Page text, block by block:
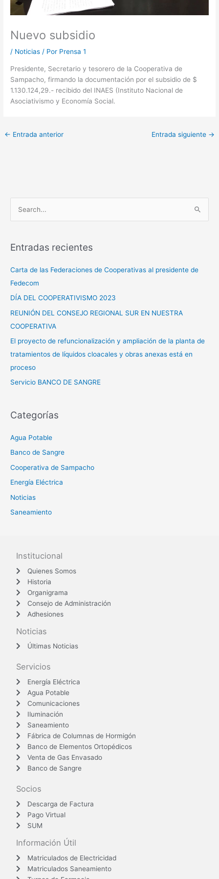
Nuevo subsidio
/ Noticias / Por Prensa 1
Presidente, Secretario y tesorero de la Cooperativa de
Sampacho, firmando la documentación porel subsidio de $
1.130.124,29.- recibido del INAES (Instituto Nacional de
Asociativismo y Economía Social.
← Entrada anterior Entrada siguiente →
c
r
:
Entradas recientes
Carta de las Federaciones de Cooperativas al presidente de
Fedecom
DÍA DEL COOPERATIVISMO 2023
REUNIÓN DEL CONSEJO REGIONAL SUR EN NUESTRA
COOPERATIVA
El proyecto de refuncionalización y ampliación de la planta de
tratamientos de líquidos cloacales y obras anexas está en
proceso
Servicio BANCO DE SANGRE
Categorías
Agua Potable
Banco de Sangre
Cooperativa de Sampacho
Energía Eléctrica
Noticias
Saneamiento
Institucional
Quienes Somos
Historia
Organigrama
Consejo de Administración
Adhesiones
Noticias
Últimas Noticias
Servicios
Energía Eléctrica
Agua Potable
Comunicaciones
Iluminación
Saneamiento
Fábrica de Columnas de Hormigón
Banco de Elementos Ortopédicos
Venta de Gas Envasado
Banco de Sangre
Socios
Descarga de Factura
Pago Virtual
SUM
Información Útil
Matriculados de Electricidad
Matriculados Saneamiento